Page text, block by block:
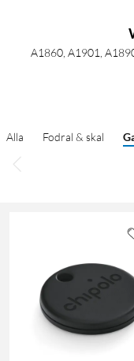
A1860, A1901,
Alla Fodral & skal